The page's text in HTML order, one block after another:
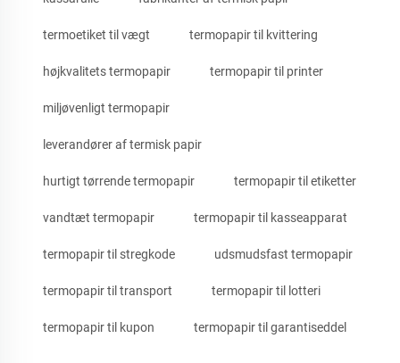
termoetiket til vægt termopapir til kvittering
højkvalitets termopapir termopapir til printer
miljøvenligt termopapir
leverandører af termisk papir
hurtigt tørrende termopapir termopapir til etiketter
vandtæt termopapir termopapir til kasseapparat
termopapir til stregkode udsmudsfast termopapir
termopapir til transport termopapir til lotteri
termopapir til kupon termopapir til garantiseddel